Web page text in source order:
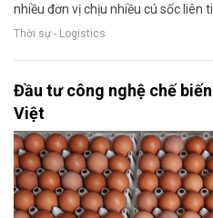
nhiều đơn vị chịu nhiều cú sốc liên
Thời sự - Logistics
Đầu tư công nghệ chế
Việt